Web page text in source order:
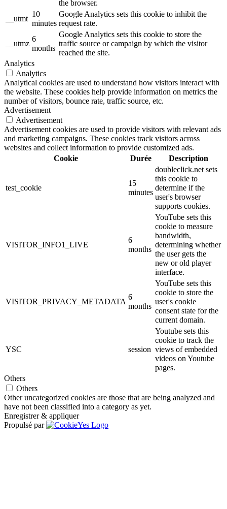
the browser.
__utmt
10
minutes
Google Analytics sets this cookie to inhibit the
request rate.
__utmz
6
months
Google Analytics sets this cookie to store the
traffic source or campaign by which the visitor
reached the site.
Analytics
Analytics
Analytical cookies are used to understand how visitors interact with
the website. These cookies help provide information on metrics the
number of visitors, bounce rate, traffic source, etc.
Advertisement
Advertisement
Advertisement cookies are used to provide visitors with relevant ads
and marketing campaigns. These cookies track visitors across
websites and collect information to provide customized ads.
Cookie
Durée Description
test_cookie
15
minutes
doubleclick.net sets
this cookie to
determine if the
user's browser
supports cookies.
VISITOR_INFO1_LIVE
6
months
YouTube sets this
cookie to measure
bandwidth,
determining whether
the user gets the
new or old player
interface.
VISITOR_PRIVACY_METADATA
6
months
YouTube sets this
cookie to store the
user's cookie
consent state for the
current domain.
YSC session
Youtube sets this
cookie to track the
views of embedded
videos on Youtube
pages.
Others
Others
Other uncategorized cookies are those that are being analyzed and
have not been classified into a category as yet.
Enregistrer & appliquer
Propulsé par